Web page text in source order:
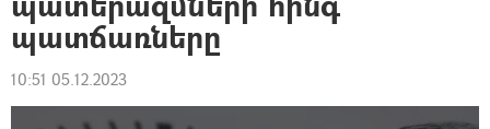
պատճառները
10:51 05.12.2023